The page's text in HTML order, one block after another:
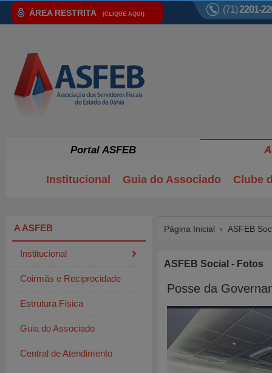
ÁREA RESTRITA (CLIQUE AQUI) (71)2201-
Portal ASFEB
Institucional Guia do Associado Clube
A ASFEB
Institucional
Coirmãs e Reciprocidade
Estrutura Física
Guia do Associado
Central de Atendimento
Página Inicial › ASFEB
ASFEB Social - Fotos
Posse da